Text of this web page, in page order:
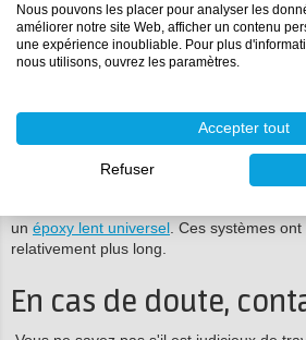
stratification polyesterou de larésine de
S'il vous plaît noter! Conservez toujours
spécifié pour l'époxy.
Astuce 8 : Utilisez un
système époxy
Si possible, vous pouvez opter pour un
un époxy lent universel . Ces systèmes
relativement plus long.
En cas de doute,
Nous pouvons les placer pour analyser les
améliorer notre site Web, afficher un contenu
une expérience inoubliable. Pour plus
nous utilisons, ouvrez les paramètres.
Accepter tout
Refuser